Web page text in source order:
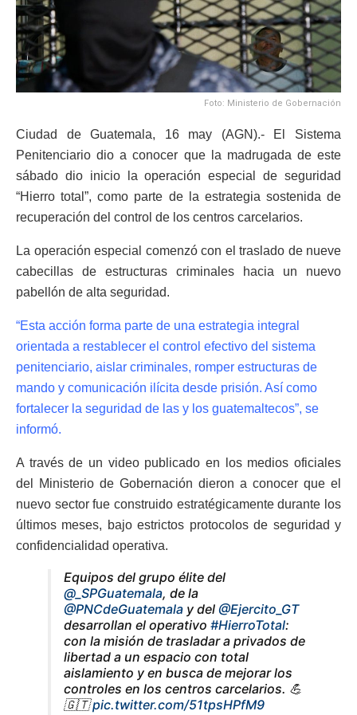
Foto: Ministerio de Gobernación
Ciudad de Guatemala, 16 may (AGN).- El Sistema
Penitenciario dio a conocer que la madrugada de este
sábado dio inicio la operación especial de seguridad
“Hierro total”, como parte de la estrategia sostenida de
recuperación del control de los centros carcelarios.
La operación especial comenzó con el traslado de nueve
cabecillas de estructuras criminales hacia un nuevo
pabellón de alta seguridad.
“Esta acción forma parte de una estrategia integral
orientada a restablecer el control efectivo del sistema
penitenciario, aislar criminales, romper estructuras de
mando y comunicación ilícita desde prisión. Así como
fortalecer la seguridad de las y los guatemaltecos”, se
informó.
A través de un video publicado en los medios oficiales
del Ministerio de Gobernación dieron a conocer que el
nuevo sector fue construido estratégicamente durante los
últimos meses, bajo estrictos protocolos de seguridad y
confidencialidad operativa.
Equipos del grupo élite del
@_SPGuatemala, de la
@PNCdeGuatemala y del @Ejercito_GT
desarrollan el operativo #HierroTotal:
con la misión de trasladar a privados de
libertad a un espacio con total
aislamiento y en busca de mejorar los
controles en los centros carcelarios. 💪
🇬🇹pic.twitter.com/51tpsHPfM9